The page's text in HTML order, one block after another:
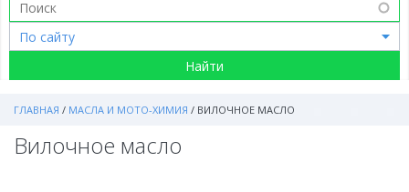
ГЛАВНАЯ / МАСЛА И МОТО-ХИМИЯ / ВИЛОЧНОЕ МАСЛО
Вилочное масло